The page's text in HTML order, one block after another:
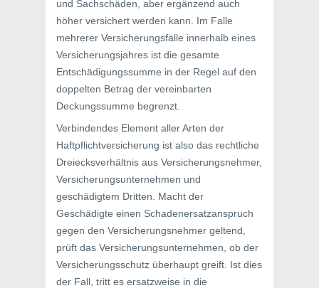
und Sachschäden, aber ergänzend auch
höher versichert werden kann. Im Falle
mehrerer Versicherungsfälle innerhalb eines
Versicherungsjahres ist die gesamte
Entschädigungssumme in der Regel auf den
doppelten Betrag der vereinbarten
Deckungssumme begrenzt.
Verbindendes Element aller Arten der
Haftpflichtversicherung ist also das rechtliche
Dreiecksverhältnis aus Versicherungsnehmer,
Versicherungsunternehmen und
geschädigtem Dritten. Macht der
Geschädigte einen Schadenersatzanspruch
gegen den Versicherungsnehmer geltend,
prüft das Versicherungsunternehmen, ob der
Versicherungsschutz überhaupt greift. Ist dies
der Fall, tritt es ersatzweise in die